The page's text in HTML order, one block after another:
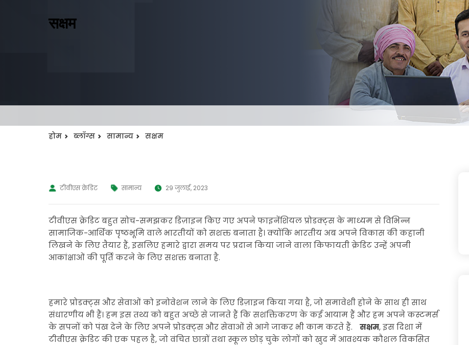
सक्षम
होम ब्लॉग्स सामान्य सक्षम
टीवीएस क्रेडिट सामान्य 29 जुलाई, 2023
टीवीएस क्रेडिट बहुत सोच-समझकर डिज़ाइन किए गए अपने फाइनेंशियल प्रोडक्ट्स के माध्यम से विभिन्न
सामाजिक-आर्थिक पृष्ठभूमि वाले भारतीयों को सशक्त बनाता है। क्योंकि भारतीय अब अपने विकास की कहानी
लिखने के लिए तैयार हैं, इसलिए हमारे द्वारा समय पर प्रदान किया जाने वाला किफायती क्रेडिट उन्हें अपनी
आकांक्षाओं की पूर्ति करने के लिए सशक्त बनाता है.
हमारे प्रोडक्ट्स और सेवाओं को इनोवेशन लाने के लिए डिज़ाइन किया गया है, जो समावेशी होने के साथ ही साथ
संधारणीय भी हैं। हम इस तथ्य को बहुत अच्छे से जानते हैं कि सशक्तिकरण के कई आयाम हैं और हम अपने कस्टमर्स
के सपनों को पंख देने के लिए अपने प्रोडक्ट्स और सेवाओं से आगे जाकर भी काम करते हैं.
सक्षम, इस दिशा में
टीवीएस क्रेडिट की एक पहल है, जो वंचित छात्रों तथा स्कूल छोड़ चुके लोगों को खुद में आवश्यक कौशल विकसित